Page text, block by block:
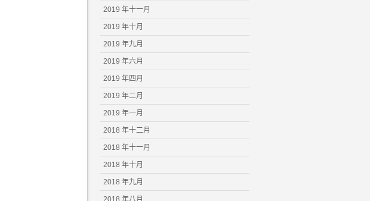
2019 年十一月
2019 年十月
2019 年九月
2019 年六月
2019 年四月
2019 年二月
2019 年一月
2018 年十二月
2018 年十一月
2018 年十月
2018 年九月
2018 年八月